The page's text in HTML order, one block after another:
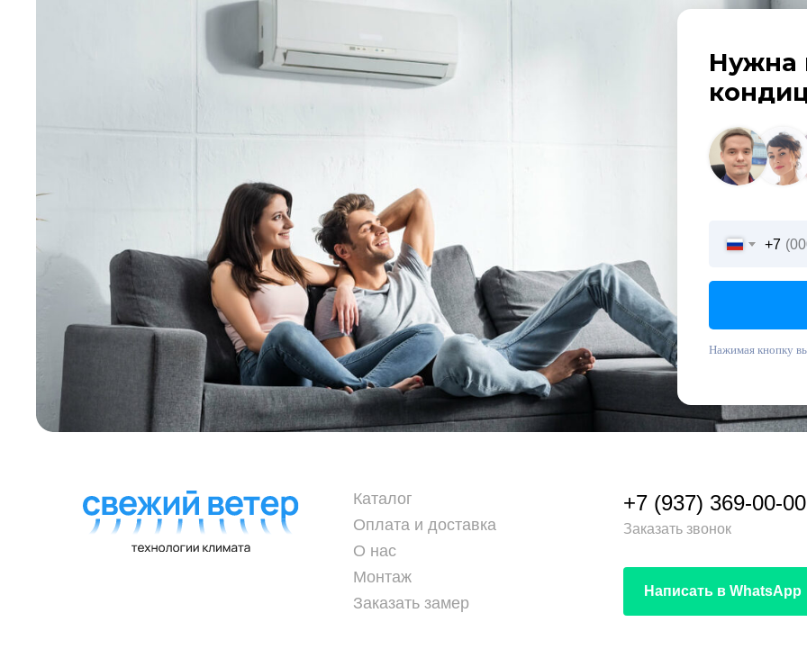
Нужна
+7
Нажимая кнопку
+7 (937) 369-00-00
Заказать звонок
Каталог
Оплата и доставка
О нас
Монтаж
Заказать замер
Написать в WhatsApp